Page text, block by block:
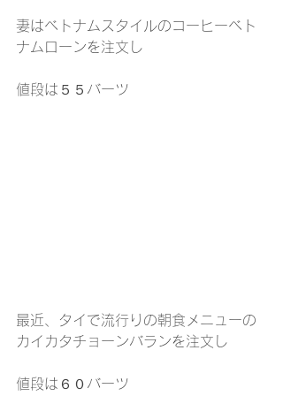
妻はベトナムスタイルのコーヒーベト
ナムローンを注文し
値段は５５バーツ
最近、タイで流行りの朝食メニューの
カイカタチョーンバランを注文し
値段は６０バーツ